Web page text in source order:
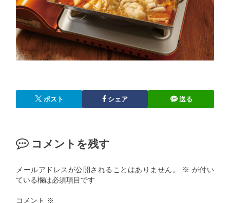
ポスト シェア 送る
コメントを残す
メールアドレスが公開されることはありません。 ※ が付い
ている欄は必須項目です
コメント ※